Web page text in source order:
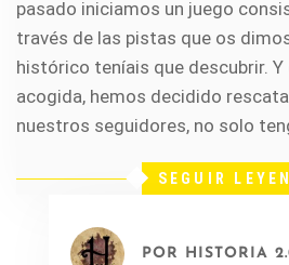
pasado iniciamos un juego
través de las pistas que os
histórico teníais que descubrir.
acogida, hemos decidido
nuestros seguidores, no solo
SEGUIR
POR HISTORIA